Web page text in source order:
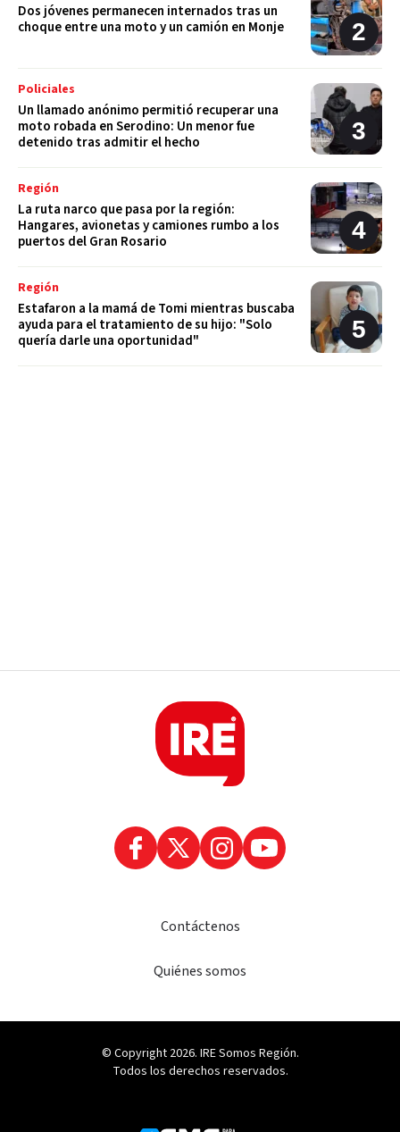
Dos jóvenes permanecen internados tras un
choque entre una moto y un camión en Monje
Policiales
Un llamado anónimo permitió recuperar una
moto robada en Serodino: Un menor fue
detenido tras admitir el hecho
Región
La ruta narco que pasa por la región:
Hangares, avionetas y camiones rumbo a los
puertos del Gran Rosario
Región
Estafaron a la mamá de Tomi mientras buscaba
ayuda para el tratamiento de su hijo: "Solo
quería darle una oportunidad"
Contáctenos
Quiénes somos
© Copyright 2026. IRE Somos Región.
Todos los derechos reservados.